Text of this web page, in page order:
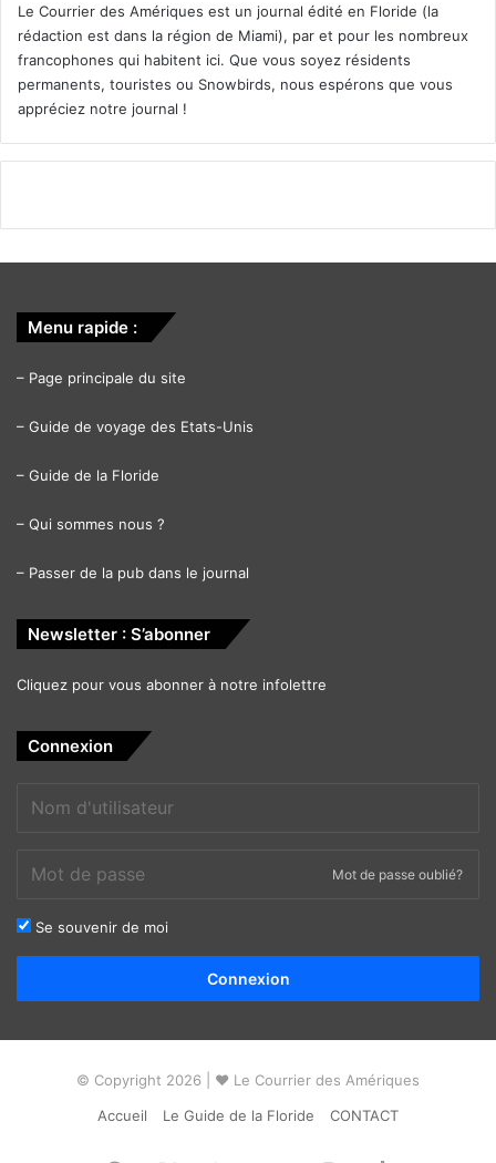
Le Courrier des Amériques est un journal édité en Floride (la
rédaction est dans la région de Miami), par et pour les nombreux
francophones qui habitent ici. Que vous soyez résidents
permanents, touristes ou Snowbirds, nous espérons que vous
appréciez notre journal !
Menu rapide :
– Page principale du site
– Guide de voyage des Etats-Unis
– Guide de la Floride
– Qui sommes nous ?
– Passer de la pub dans le journal
Newsletter : S’abonner
Cliquez pour vous abonner à notre infolettre
Connexion
Mot de passe oublié?
Se souvenir de moi
Connexion
© Copyright 2026 | ❤ Le Courrier des Amériques
Accueil
Le Guide de la Floride CONTACT